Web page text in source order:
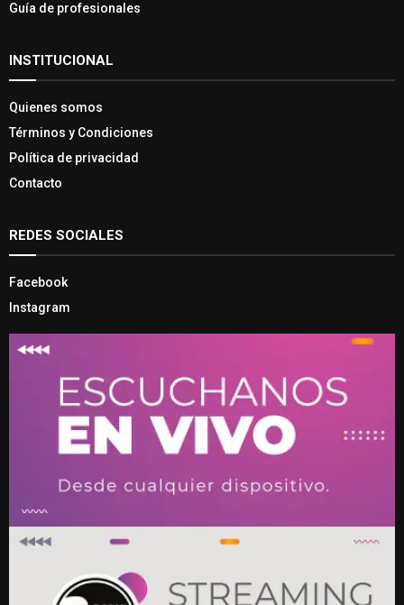
Guía de profesionales
INSTITUCIONAL
Quienes somos
Términos y Condiciones
Política de privacidad
Contacto
REDES SOCIALES
Facebook
Instagram